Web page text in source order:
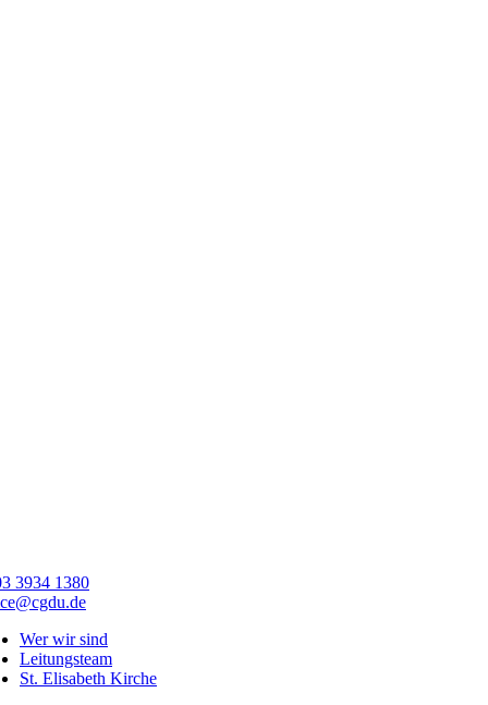
3934 1380
Wer wir sind
Leitungsteam
St. Elisabeth Kirche